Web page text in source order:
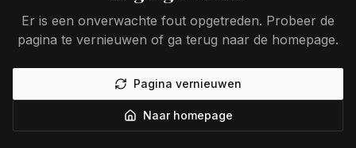
Er is een onverwachte fout opgetreden. Probeer de
pagina te vernieuwen of ga terug naar de homepage.
Pagina vernieuwen
Naar homepage